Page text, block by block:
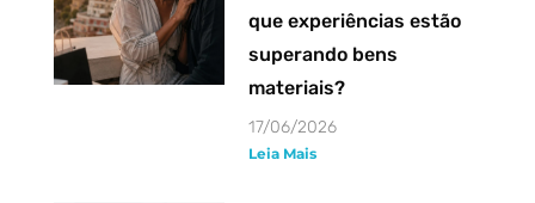
que experiências estão
superando bens
materiais?
17/06/2026
Leia Mais